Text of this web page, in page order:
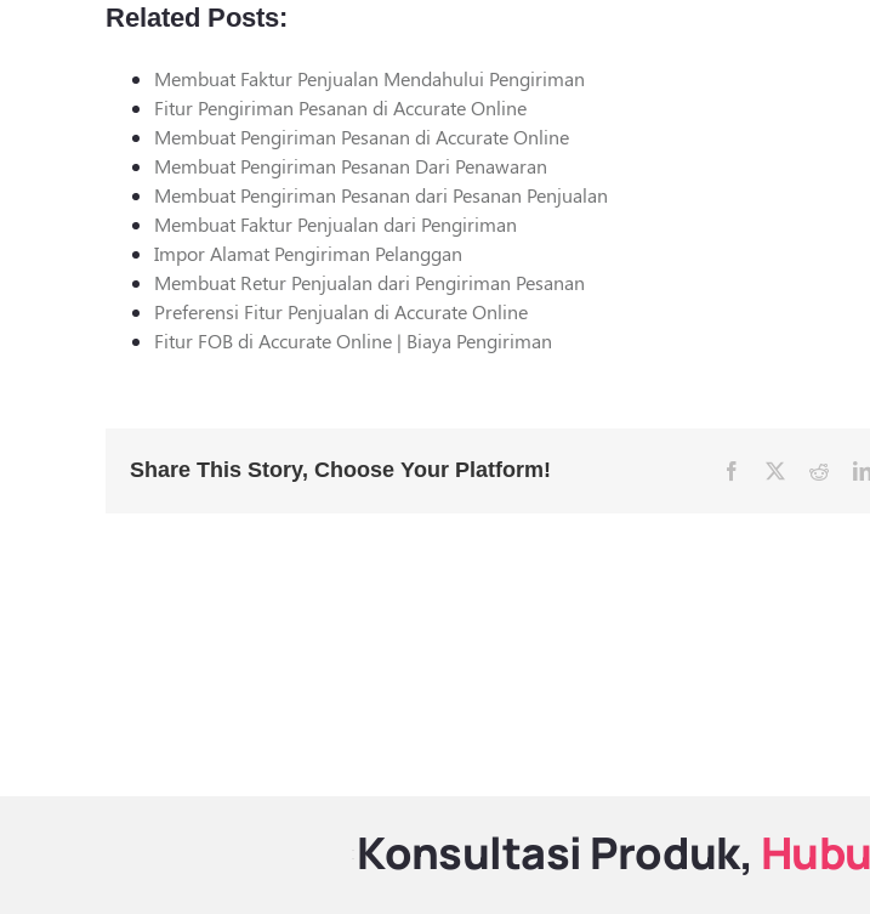
Related Posts:
Membuat Faktur Penjualan Mendahului Pengiriman
Fitur Pengiriman Pesanan di Accurate Online
Membuat Pengiriman Pesanan di Accurate Online
Membuat Pengiriman Pesanan Dari Penawaran
Membuat Pengiriman Pesanan dari Pesanan Penjualan
Membuat Faktur Penjualan dari Pengiriman
Impor Alamat Pengiriman Pelanggan
Membuat Retur Penjualan dari Pengiriman Pesanan
Preferensi Fitur Penjualan di Accurate Online
Fitur FOB di Accurate Online | Biaya Pengiriman
Share This Story, Choose Your Platform! Facebook
Konsultasi Produk,